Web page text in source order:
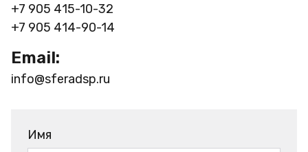
+7 905 415-10-32
+7 905 414-90-14
Email:
info@sferadsp.ru
Имя